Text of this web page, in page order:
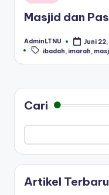
in
Masjid dan
Posted
by
AdminLTNU Juni
Tags:
ibadah imarah
Cari
Artikel Terbaru